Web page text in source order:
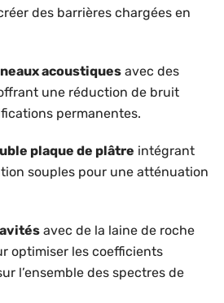
des barrières chargées en
acoustiques avec des
une réduction de bruit
permanentes.
plaque de plâtre intégrant
souples pour une atténuation
avec de la laine de roche
optimiser les coefficients
l’ensemble des spectres de